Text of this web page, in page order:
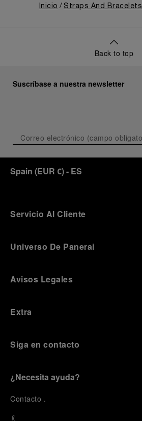
Inicio Straps And Bracelets
Back to top
Suscríbase a nuestra newsletter
Spain (EUR €)- ES
Servicio Al Cliente
Universo De Panerai
Avisos Legales
Extra
Siga en contacto
¿Necesita ayuda?
Contacto .